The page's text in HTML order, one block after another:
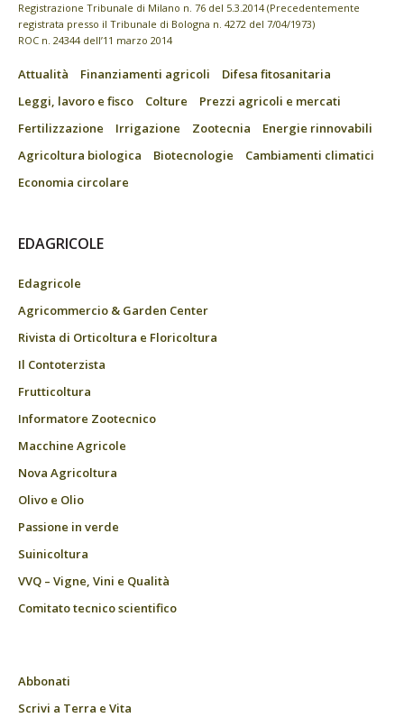
Registrazione Tribunale di Milano n. 76 del 5.3.2014 (Precedentemente
registrata presso il Tribunale di Bologna n. 4272 del 7/04/1973)
ROC n. 24344 dell’11 marzo 2014
Attualità Finanziamenti agricoli
Difesa fitosanitaria
Leggi, lavoro e fisco
Colture
Prezzi agricoli e mercati
Fertilizzazione
Irrigazione Zootecnia
Energie rinnovabili
Agricoltura biologica
Biotecnologie
Cambiamenti climatici
Economia circolare
EDAGRICOLE
Edagricole
Agricommercio & Garden Center
Rivista di Orticoltura e Floricoltura
Il Contoterzista
Frutticoltura
Informatore Zootecnico
Macchine Agricole
Nova Agricoltura
Olivo e Olio
Passione in verde
Suinicoltura
VVQ – Vigne, Vini e Qualità
Comitato tecnico scientifico
Abbonati
Scrivi a Terra e Vita